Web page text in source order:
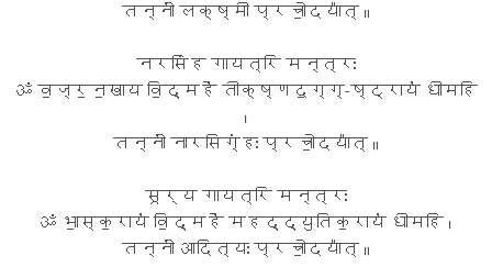
तन्नो॑ लक्ष्मी प्रचो॒दया᳚त् ॥
नरसिंह गायत्रि मन्त्रः
ॐ व॒ज्र॒न॒खाय वि॒द्महे॑ तीक्ष्णद॒ग्ग्-ष्ट्राय॑ धीमहि
।
तन्नो॑ नारसिग्ंहः प्रचो॒दया᳚त् ॥
सूर्य गायत्रि मन्त्रः
ॐ भा॒स्क॒राय॑ वि॒द्महे॑ महद्द्युतिक॒राय॑ धीमहि ।
तन्नो॑ आदित्यः प्रचो॒दया᳚त् ॥